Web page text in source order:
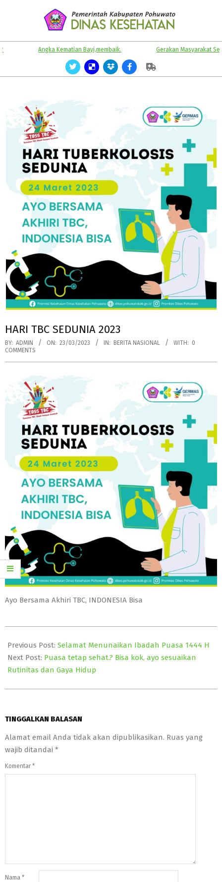
KABUPATEN
POHUWATO
Primary Angka Kematian Bayi,membaik. Gerakan Masyarakat Sehat.
HARI TBC SEDUNIA 2023
BY: ADMIN ON: 23/03/2023 IN: BERITA NASIONAL WITH: 0
COMMENTS
Ayo Bersama Akhiri TBC, INDONESIA Bisa
03-
23
Previous Post: Selamat Menunaikan Ibadah Puasa 1444 H
Next Post: Puasa tetap sehat.? Bisa kok, ayo sesuaikan
Rutinitas dan Gaya Hidup
TINGGALKAN BALASAN
Alamat email Anda tidak akan dipublikasikan. Ruas yang
wajib ditandai *
Komentar *
Nama *